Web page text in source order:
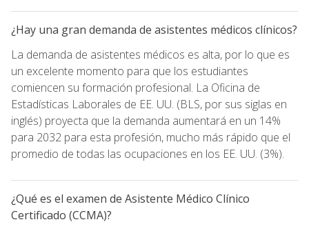
¿Hay una gran demanda de asistentes médicos clínicos?
La demanda de asistentes médicos es alta, por lo que es
un excelente momento para que los estudiantes
comiencen su formación profesional. La Oficina de
Estadísticas Laborales de EE. UU. (BLS, por sus siglas en
inglés) proyecta que la demanda aumentará en un 14%
para 2032 para esta profesión, mucho más rápido que el
promedio de todas las ocupaciones en los EE. UU. (3%).
¿Qué es el examen de Asistente Médico Clínico
Certificado (CCMA)?